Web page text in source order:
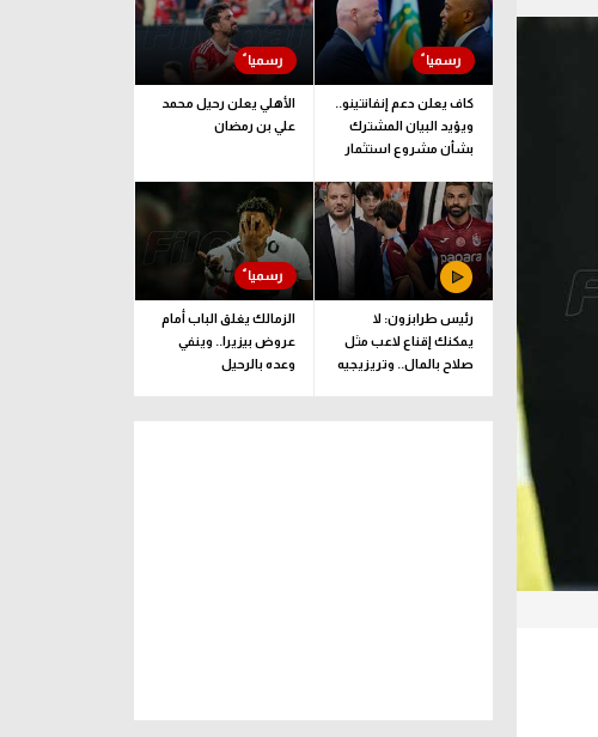
كاف يعلن دعم إنفانتينو..
ويؤيد البيان المشترك
بشأن مشروع استثمار
الأهلي يعلن رحيل محمد
علي بن رمضان
رئيس طرابزون: لا
يمكنك إقناع لاعب مثل
صلاح بالمال.. وتريزيجيه
الزمالك يغلق الباب أمام
عروض بيزيرا.. وينفي
وعده بالرحيل